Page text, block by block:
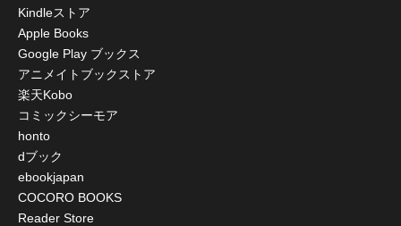
Kindleストア
Apple Books
Google Play ブックス
アニメイトブックストア
楽天Kobo
コミックシーモア
honto
dブック
ebookjapan
COCORO BOOKS
Reader Store